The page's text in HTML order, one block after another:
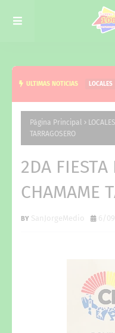
ULTIMAS NOTICIAS LOCALES
Página Principal LOCALES
TARRAGOSERO
2DA
CHAMAME
SanJorgeMedio 6/